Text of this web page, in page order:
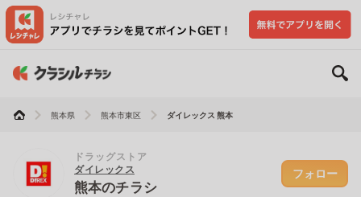
熊本県 熊本市東区 ダイレックス 熊本
ドラッグストア
ダイレックス
熊本のチラシ
フォロー